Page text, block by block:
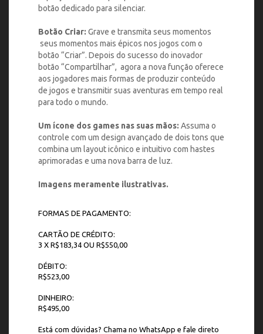
botão dedicado para silenciar.
Botão Criar: Grave e transmita seus momentos
seus momentos mais épicos nos jogos com o
botão “Criar”. Depois do sucesso do inovador
botão “Compartilhar”, agora a nova função oferece
aos jogadores mais formas de produzir conteúdo
de jogos e transmitir suas aventuras em tempo real
para todo o mundo.
Um ícone dos games nas suas mãos: Assuma o
controle com um design avançado de dois tons que
combina um layout icônico e intuitivo com hastes
aprimoradas e uma nova barra de luz.
Imagens meramente ilustrativas.
FORMAS DE PAGAMENTO:
CARTÃO DE CRÉDITO:
3 X R$183,34 OU R$550,00
DÉBITO:
R$523,00
DINHEIRO:
R$495,00
Está com dúvidas? Chama no WhatsApp e fale direto